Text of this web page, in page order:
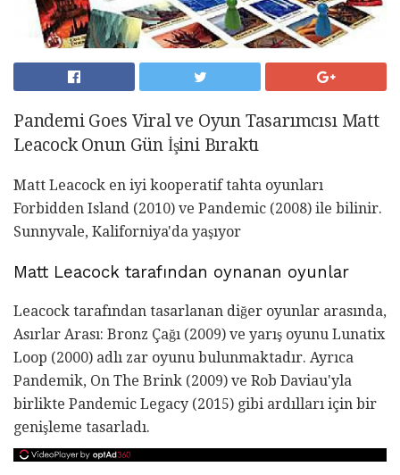
Pandemi Goes Viral ve Oyun Tasarımcısı Matt
Leacock Onun Gün İşini Bıraktı
Matt Leacock en iyi kooperatif tahta oyunları
Forbidden Island (2010) ve Pandemic (2008) ile bilinir.
Sunnyvale, Kaliforniya'da yaşıyor
Matt Leacock tarafından oynanan oyunlar
Leacock tarafından tasarlanan diğer oyunlar arasında,
Asırlar Arası: Bronz Çağı (2009) ve yarış oyunu Lunatix
Loop (2000) adlı zar oyunu bulunmaktadır. Ayrıca
Pandemik, On The Brink (2009) ve Rob Daviau'yla
birlikte Pandemic Legacy (2015) gibi ardılları için bir
genişleme tasarladı.